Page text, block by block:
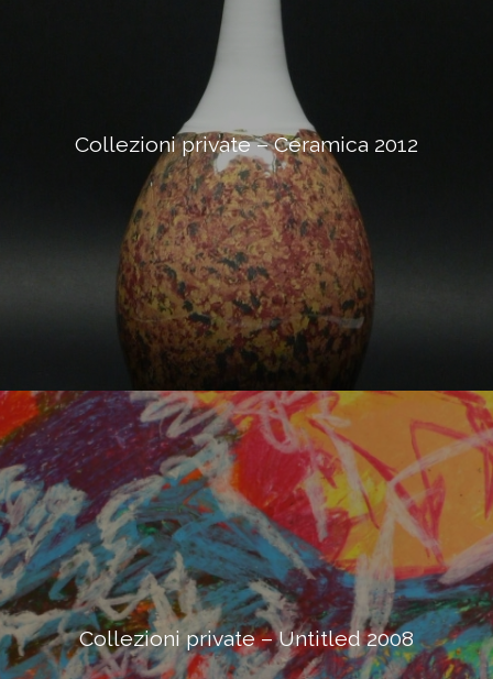
Collezioni private – Ceramica 2012
Collezioni private – Untitled 2008